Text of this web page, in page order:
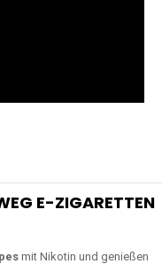
E-ZIGARETTEN
mit Nikotin und genießen